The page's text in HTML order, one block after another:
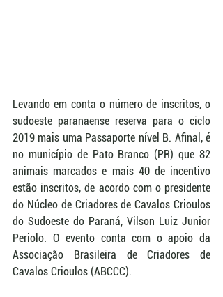
Levando em conta o número de inscritos, o
sudoeste paranaense reserva para o ciclo
2019 mais uma Passaporte nível B. Afinal, é
no município de Pato Branco (PR) que 82
animais marcados e mais 40 de incentivo
estão inscritos, de acordo com o presidente
do Núcleo de Criadores de Cavalos Crioulos
do Sudoeste do Paraná, Vilson Luiz Junior
Periolo. O evento conta com o apoio da
Associação Brasileira de Criadores de
Cavalos Crioulos (ABCCC).